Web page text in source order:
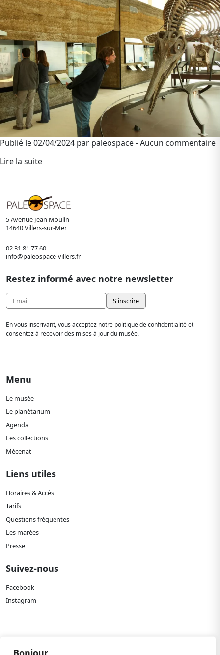
Bonjour,
Publié le 02/04/2024 par paleospace - Aucun commentaire
Lire la suite
5 Avenue Jean Moulin
14640 Villers-sur-Mer
02 31 81 77 60
info@paleospace-villers.fr
Restez informé avec notre newsletter
En vous inscrivant, vous acceptez notre politique de confidentialité et
consentez à recevoir des mises à jour du musée.
Menu
Le musée
Le planétarium
Agenda
Les collections
Mécenat
Liens utiles
Horaires & Accès
Tarifs
Questions fréquentes
Les marées
Presse
Suivez-nous
Facebook
Instagram